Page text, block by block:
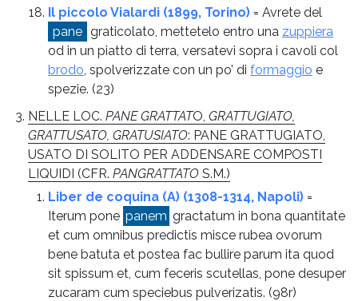
Il piccolo Vialardi (1899, Torino) = Avrete del
pane graticolato, mettetelo entro una zuppiera
od in un piatto di terra, versatevi sopra i cavoli col
brodo, spolverizzate con un po’ di formaggio e
spezie. (23)
NELLE LOC. PANE GRATTATO, GRATTUGIATO,
GRATTUSATO, GRATUSIATO: PANE GRATTUGIATO,
USATO DI SOLITO PER ADDENSARE COMPOSTI
LIQUIDI (CFR. PANGRATTATO S.M.)
Liber de coquina (A) (1308-1314, Napoli) =
Iterum pone panem gractatum in bona quantitate
et cum omnibus predictis misce rubea ovorum
bene batuta et postea fac bullire parum ita quod
sit spissum et, cum feceris scutellas, pone desuper
zucaram cum speciebus pulverizatis. (98r)